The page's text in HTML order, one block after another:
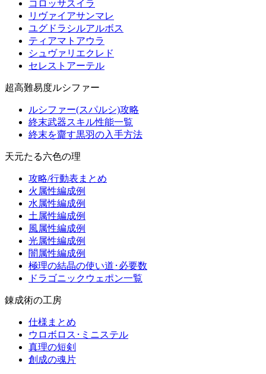
コロッサスイラ
リヴァイアサンマレ
ユグドラシルアルボス
ティアマトアウラ
シュヴァリエクレド
セレストアーテル
超高難易度ルシファー
ルシファー(スパルシ)攻略
終末武器スキル性能一覧
終末を齎す黒羽の入手方法
天元たる六色の理
攻略/行動表まとめ
火属性編成例
水属性編成例
土属性編成例
風属性編成例
光属性編成例
闇属性編成例
極理の結晶の使い道･必要数
ドラゴニックウェポン一覧
錬成術の工房
仕様まとめ
ウロボロス･ミニステル
真理の短剣
創成の魂片